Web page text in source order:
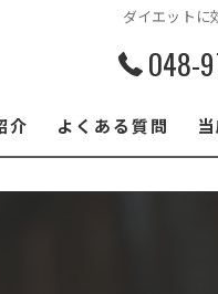
ダイエットに
048-
介 よくある質問